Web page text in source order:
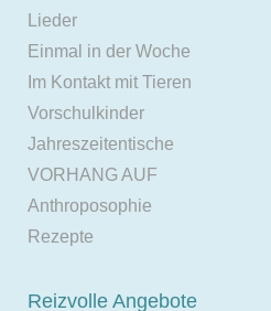
Lieder
Einmal in der Woche
Im Kontakt mit Tieren
Vorschulkinder
Jahreszeitentische
VORHANG AUF
Anthroposophie
Rezepte
Reizvolle Angebote